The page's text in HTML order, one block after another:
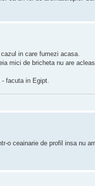
in care fumezi acasa.
mici de bricheta nu are
facuta in Egipt.
o ceainarie de profil insa nu